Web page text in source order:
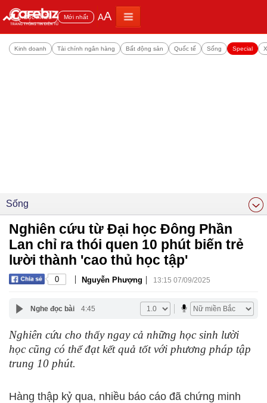
Đọc nhiều Mới nhất AA
Kinh doanh Tài chính ngân hàng Bất động sản Quốc tế Sống Special
Sống
Nghiên cứu từ Đại học Đông Phần
Lan chỉ ra thói quen 10 phút biến trẻ
lười thành 'cao thủ học tập'
0 | Nguyễn Phượng | 13:15 07/09/2025
Nghe đọc bài 4:45
Nghiên cứu cho thấy ngay cả những học sinh lười
học cũng có thể đạt kết quả tốt với phương pháp tập
trung 10 phút.
Hàng thập kỷ qua, nhiều báo cáo đã chứng minh